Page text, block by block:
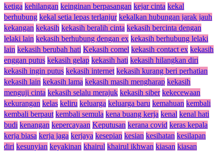
ketiga kehilangan keinginan berpasangan kejar cinta kekal
berhubung kekal setia lepas terlanjur kekalkan hubungan jarak jauh
kekangan kekasih kekasih beralih cinta kekasih bercinta dengan
lelaki lain kekasih berhubung dengan ex kekasih berhubung lelaki
lain kekasih berubah hati Kekasih comel kekasih contact ex kekasih
enggan putus kekasih gelap kekasih hati kekasih hilangkan diri
kekasih ingin putus kekasih internet kekasih kurang beri perhatian
kekasih lain kekasih lama kekasih masih mengharap kekasih
menguji cinta kekasih selalu merajuk kekasih siber kekecewaan
kekurangan kelas keliru keluarga keluarga baru kemahuan kembali
kembali berpaut kembali semula kena buang kerja kenal kenal hati
budi kenangan kepercayaan Keputusan kerana covid keras kepala
kerja biasa kerja jaga kerjaya kesepian kesian kesihatan kesilapan
diri kesunyian keyakinan khairul khairul ikhwan kiasan kiasan